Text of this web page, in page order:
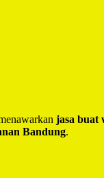
jasa buat
Bandung.